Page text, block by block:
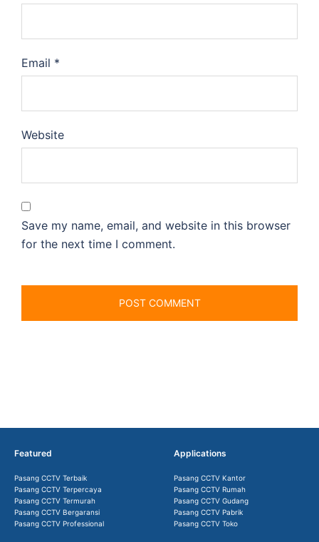
Email *
Website
Save my name, email, and website in this browser
for the next time I comment.
Featured
Pasang CCTV Terbaik
Pasang CCTV Terpercaya
Pasang CCTV Termurah
Pasang CCTV Bergaransi
Pasang CCTV Professional
Applications
Pasang CCTV Kantor
Pasang CCTV Rumah
Pasang CCTV Gudang
Pasang CCTV Pabrik
Pasang CCTV Toko